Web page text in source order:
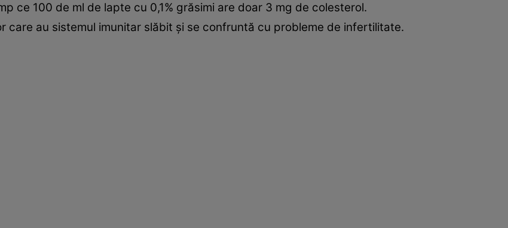
ce 100 de ml de lapte cu 0,1% grăsimi are doar 3 mg de colesterol.
care au sistemul imunitar slăbit şi se confruntă cu probleme de infertilitate.